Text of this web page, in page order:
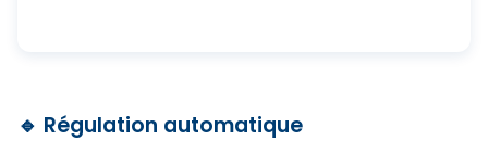
🔹 Régulation automatique